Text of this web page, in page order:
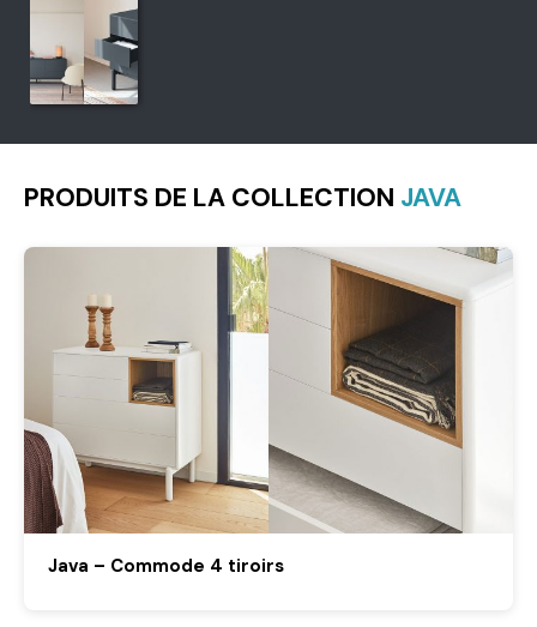
PRODUITS DE LA COLLECTION JAVA
Java – Commode 4 tiroirs